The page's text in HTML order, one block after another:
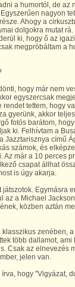
a humortól, de az
nagyon
Ahogy a
dolgokra mutat
ki, hogy ő az
megpróbáltam a
hogy már nem
egyszercsak
rendet tettem, hogy
gyerünk, akkor
fotós barátom,
ki. Felhívtam a
Jazztarisznya című
számok, és
már a 10 perces
csapat állhat
is úgy akarja.
Egymásra
az a Michael
közben aztán
zenében,
több dallamot,
Csak az elnevezés
jelen van.
hogy "Vigyázat,